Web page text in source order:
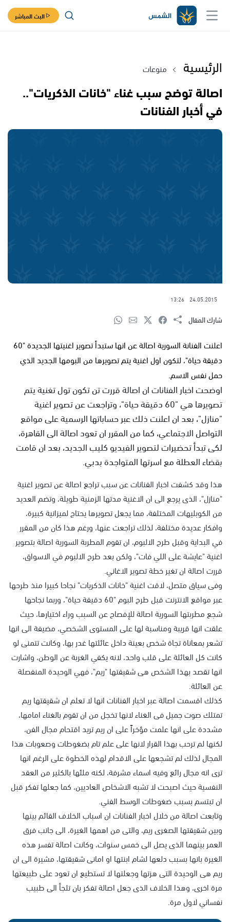
البث المباشر
الرئيسية منوعات
اصالة توضح سبب غناء "خانات الذكريات"..
في أخبار الفنانات
24.05.2015
13:26
شارك المقال
اعلنت الفنانة السورية اصالة عن انها ستبدأ تصوير اغنيتها الجديدة "60
دقيقة حياة"، لتكون اول اغنية يتم تصويرها من البومها الجديد الذي
حمل نفس الاسم.
اوضحت اخبار الفنانات ان اصالة قررت تن تكون تول تغنية يتم
تصويرها هي "60 دقيقة حياة"، وتراجعت عن تصوير اغنية
"منازل"، بعد ان اعلنت ذلك عبر حساباتها الرسمية على مواقع
التواصل الاجتماعي، كما من المقرر ان تعود اصالة الى القاهرة،
لكى تبدأ تحضيرات لتصوير الفيديو كليب الجديد، بعد ان قامت
بقضاء العطلة مع اسرتها المتواجدة بدبي.
هذا وقد كشفت اخبار الفنانات عن سبب تراجع اصالة عن تصوير اغنية
"منازل"، الذى يرجع الى ان الاغنية مدتها الزمنية طويلة، وتضم العديد
من الكوبليهات المختلفة، مما يجعل تصويرها يحتاج لميزانية كبيرة،
وافكار عديدة مختلفة، لذلك تراجعت عنها، ورغم هذا كان من المقرر
في البداية وقبل طرح الالبوم، ان تقوم المطربة السورية اصالة بتصوير
اغنية "عايشة على اللي فات"، ولكن بعد طرح الالبوم في الاسواق،
قررت اصالة ان تغير خطة تصوير الاغاني.
وفى سياق متصل، لاقت اغنية "خانات الذكريات" نجاحا كبيرا منذ طرحها
عبر مواقع الانترنت قبل طرح البوم "60 دقيقة حياة"، وربما نجاحها
شجع مطربتها السورية اصالة للإفصاح عن السبب وراء اختيارها، حيث
علقت انها قريبة ومناسبة لها على المستوى الشخصي، مضيفة الى انها
تشعر بمعاناة تجاة شخص بعينة داخل عائلتها غدر بها، وكانت تتمنى لو
كانت كل العائلة على قلب واحد، لانه يكفي الغربة عن الوطن، واشارت
انها تقصد بهذا الشخص هى شقيقتها "ريم"، فهي الوحيدة المنفصلة
عن العائلة.
كذلك اقسمت اصالة عبر اخبار الفنانات انها لا تعلم ان شقيقتها ريم
تمتلك صوت جميل فى الغناء لانها تخجل من ان تقوم بالغناء امامها،
مشددة على انها علمت مؤخراً على ان ريم تريد اقتحام مجال الفن،
لكنها لم ترحب بهذا القرار لانها على علم تام بضغوطات وصعوبات هذا
المجال لذلك لم تشجعها على الاقدام لهذه الخطوة على الرغم انها
ترى انه مجال رائع وفيه اسماء مشرفة، لكنه ملئها بالكثير من العقد
النفسية حيث اصبحت لا تشبه الاشخاص العاديين، كما جعلها تفكر قبل
ان تبتسم بسبب ضغوطات الوسط الفني.
وتابعت اصالة من خلال اخبار الفنانات ان اسباب الخلاف القائم بينها
وبين شقيقتها الصغرى ريم، والتى من اهمها الغيرة، الى جانب فرق
العمر بينهما الذى يصل الى خمس سنوات، وكانت اصالة تفسر هذه
الغيرة بانها بسبب دلعها لشام ابنتها او امانى شقيقتها، مشيرة الى ان
ريم هى الوحيدة التى هزتها وجعلتها لا تستطيع ان تعود على طبيعتها
مرة اخرى، وهذا الخلاف الذى جعل اصالة تفكر بان تلجأ الى طبيب
نفساني لاول مرة.